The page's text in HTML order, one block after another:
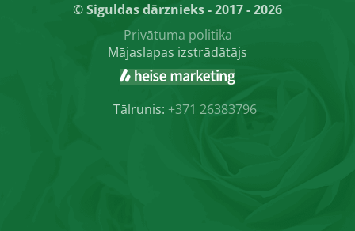
© Siguldas dārznieks - 2017 - 2026
Privātuma politika
Mājaslapas izstrādātājs
Tālrunis: +371 26383796